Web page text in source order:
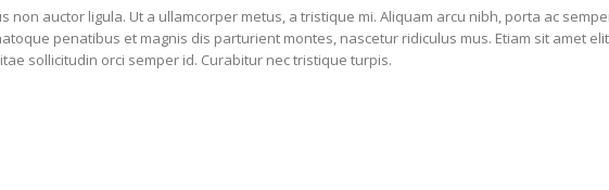
non auctor ligula. Ut a ullamcorper metus, a tristique mi. Aliquam arcu nibh, porta ac
penatibus et magnis dis parturient montes, nascetur ridiculus mus. Etiam sit amet
sollicitudin orci semper id. Curabitur nec tristique turpis.